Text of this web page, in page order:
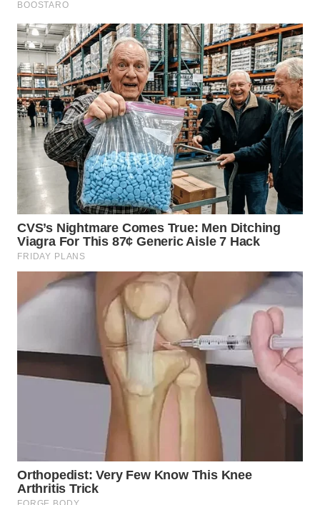
WN
KALSEL
WN
KALTIM
WN
SULSEL
WN
GORONTALO
WN
SULUT
WN
MALUKU
WN
TOBA
WN